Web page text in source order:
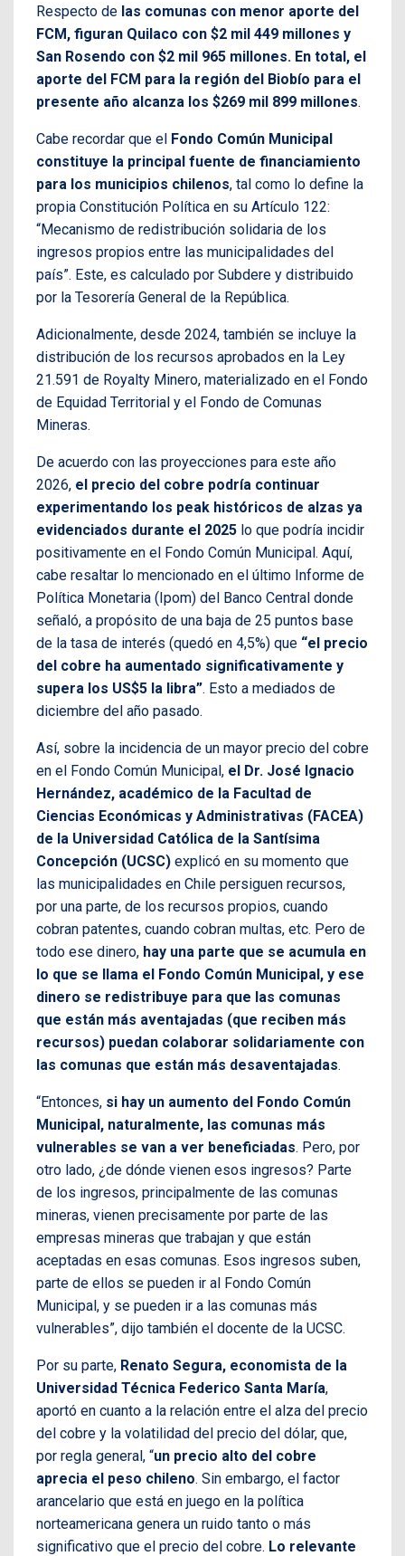
Respecto de las comunas con menor aporte del
FCM, figuran Quilaco con $2 mil 449 millones y
San Rosendo con $2 mil 965 millones. En total, el
aporte del FCM para la región del Biobío para el
presente año alcanza los $269 mil 899 millones.
Cabe recordar que el Fondo Común Municipal
constituye la principal fuente de financiamiento
para los municipios chilenos, tal como lo define la
propia Constitución Política en su Artículo 122:
“Mecanismo de redistribución solidaria de los
ingresos propios entre las municipalidades del
país”. Este, es calculado por Subdere y distribuido
por la Tesorería General de la República.
Adicionalmente, desde 2024, también se incluye la
distribución de los recursos aprobados en la Ley
21.591 de Royalty Minero, materializado en el Fondo
de Equidad Territorial y el Fondo de Comunas
Mineras.
De acuerdo con las proyecciones para este año
2026, el precio del cobre podría continuar
experimentando los peak históricos de alzas ya
evidenciados durante el 2025 lo que podría incidir
positivamente en el Fondo Común Municipal. Aquí,
cabe resaltar lo mencionado en el último Informe de
Política Monetaria (Ipom) del Banco Central donde
señaló, a propósito de una baja de 25 puntos base
de la tasa de interés (quedó en 4,5%) que “el precio
del cobre ha aumentado significativamente y
supera los US$5 la libra”. Esto a mediados de
diciembre del año pasado.
Así, sobre la incidencia de un mayor precio del cobre
en el Fondo Común Municipal, el Dr. José Ignacio
Hernández, académico de la Facultad de
Ciencias Económicas y Administrativas (FACEA)
de la Universidad Católica de la Santísima
Concepción (UCSC) explicó en su momento que
las municipalidades en Chile persiguen recursos,
por una parte, de los recursos propios, cuando
cobran patentes, cuando cobran multas, etc. Pero de
todo ese dinero, hay una parte que se acumula en
lo que se llama el Fondo Común Municipal, y ese
dinero se redistribuye para que las comunas
que están más aventajadas (que reciben más
recursos) puedan colaborar solidariamente con
las comunas que están más desaventajadas.
“Entonces, si hay un aumento del Fondo Común
Municipal, naturalmente, las comunas más
vulnerables se van a ver beneficiadas. Pero, por
otro lado, ¿de dónde vienen esos ingresos? Parte
de los ingresos, principalmente de las comunas
mineras, vienen precisamente por parte de las
empresas mineras que trabajan y que están
aceptadas en esas comunas. Esos ingresos suben,
parte de ellos se pueden ir al Fondo Común
Municipal, y se pueden ir a las comunas más
vulnerables”, dijo también el docente de la UCSC.
Por su parte, Renato Segura, economista de la
Universidad Técnica Federico Santa María,
aportó en cuanto a la relación entre el alza del precio
del cobre y la volatilidad del precio del dólar, que,
por regla general, “un precio alto del cobre
aprecia el peso chileno. Sin embargo, el factor
arancelario que está en juego en la política
norteamericana genera un ruido tanto o más
significativo que el precio del cobre. Lo relevante